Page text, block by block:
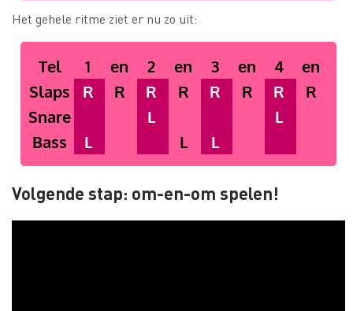
Het gehele ritme ziet er nu zo uit:
Tel 1 en 2 en 3 en 4
en
Slaps
R R R R R R R
R
Snare
L
L
Bass
L L L
Volgende stap: om-en-om spelen!